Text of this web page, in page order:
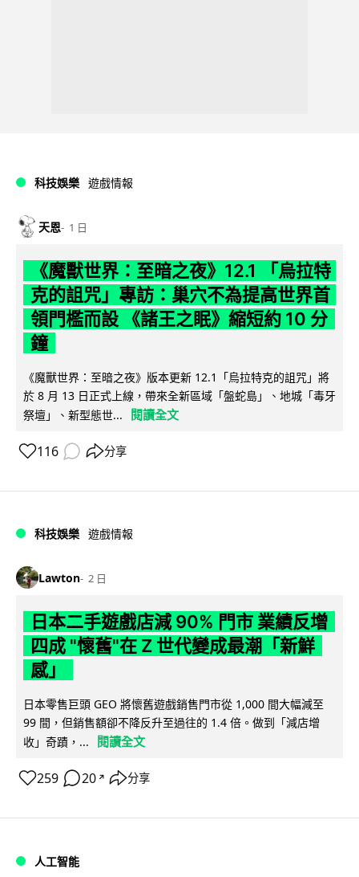
科技娛樂 遊戲情報
天恩 1 日
《魔獸世界：至暗之夜》12.1 「烏拉特
克的詛咒」專訪：巢穴不為提高世界首
領門檻而設 《諸王之眠》縮短約 10 分
鐘
《魔獸世界：至暗之夜》版本更新 12.1「烏拉特克的詛咒」將
於 8 月 13 日正式上線，帶來全新區域「盤蛇島」、地城「毒牙
祭壇」、新型態世...
閱讀全文
116 分享
科技娛樂 遊戲情報
Lawton 2 日
日本二手遊戲店減 90% 門市 業績反增
四成 "懷舊"在 Z 世代變成最潮「新鮮
感」
日本零售巨頭 GEO 將懷舊遊戲銷售門市從 1,000 間大幅減至
99 間，但銷售額卻不降反升至過往的 1.4 倍。做到「減店增
收」奇蹟，...
閱讀全文
259 20 ↗ 分享
人工智能